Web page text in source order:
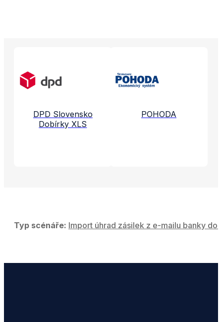
DPD Slovensko
Dobírky XLS
POHODA
Typ scénáře: Import úhrad zásilek z e-mailu banky do